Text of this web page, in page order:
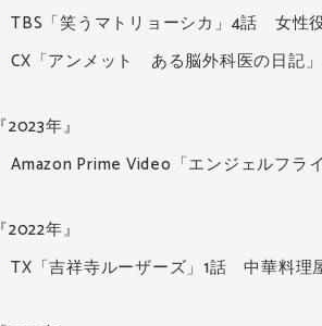
TBS「笑うマトリョーシカ」4話 女性
CX「アンメット ある脳外科医の日記
『2023年』
Amazon Prime Video「エンジェルフ
『2022年』
TX「吉祥寺ルーザーズ」1話 中華料理